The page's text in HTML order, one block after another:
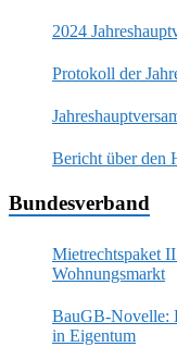
2024
Protokoll der
Bericht über den
Bundesverband
Mietrechtspaket
Wohnungsmarkt
BauGB-Novelle:
in Eigentum